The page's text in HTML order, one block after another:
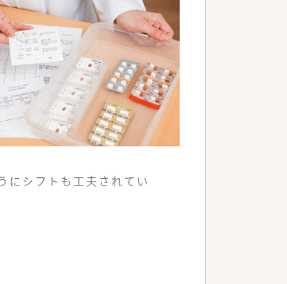
にシフトも工夫されてい